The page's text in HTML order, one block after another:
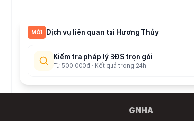
MỚI Dịch vụ liên quan tại Hương Thủy
Kiểm tra pháp lý BĐS trọn gói
Từ 500.000đ · Kết quả trong 24h
GNHA